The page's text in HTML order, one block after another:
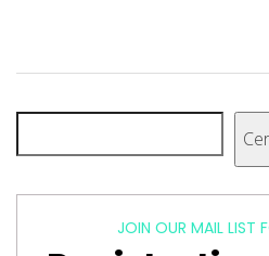
JOIN OUR MAIL LIST